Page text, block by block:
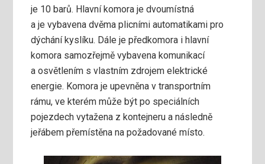
je 10 barů. Hlavní komora je dvoumístná
a je vybavena dvěma plicními automatikami pro
dýchání kyslíku. Dále je předkomora i hlavní
komora samozřejmě vybavena komunikací
a osvětlením s vlastním zdrojem elektrické
energie. Komora je upevněna v transportním
rámu, ve kterém může být po speciálních
pojezdech vytažena z kontejneru a následně
jeřábem přemístěna na požadované místo.